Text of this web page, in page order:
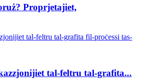
Proprjetajiet,
tal-feltru tal-grafita...